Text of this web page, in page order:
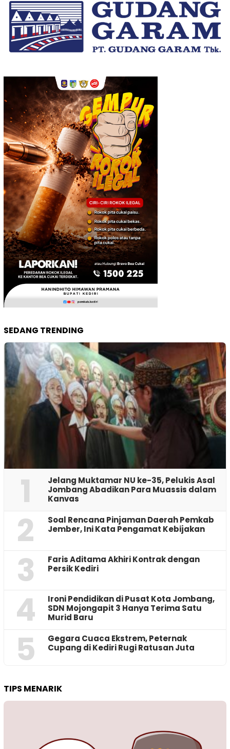
SEDANG TRENDING
1
Jelang Muktamar NU ke-35, Pelukis Asal
Jombang Abadikan Para Muassis dalam
Kanvas
2
‎Soal Rencana Pinjaman Daerah Pemkab
Jember, Ini Kata Pengamat Kebijakan ‎
3
Faris Aditama Akhiri Kontrak dengan
Persik Kediri
4
Ironi Pendidikan di Pusat Kota Jombang,
SDN Mojongapit 3 Hanya Terima Satu
Murid Baru
5
‎Gegara Cuaca Ekstrem, Peternak
Cupang di Kediri Rugi Ratusan Juta
TIPS MENARIK